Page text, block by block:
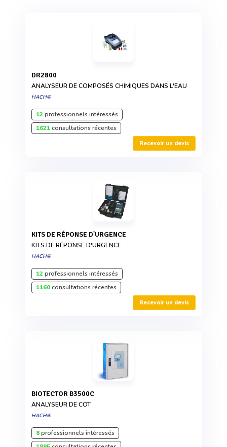
DR2800
ANALYSEUR DE COMPOSÉS CHIMIQUES DANS L'EAU
HACH®
12professionnels intéressés
1621consultations récentes
Recevoir un devis
KITS DE RÉPONSE D'URGENCE
KITS DE RÉPONSE D'URGENCE
HACH®
12professionnels intéressés
1160consultations récentes
Recevoir un devis
BIOTECTOR B3500C
ANALYSEUR DE COT
HACH®
8professionnels intéressés